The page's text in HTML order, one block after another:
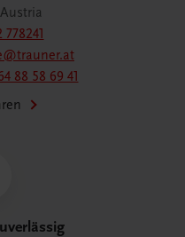
778241
88 58 69 41